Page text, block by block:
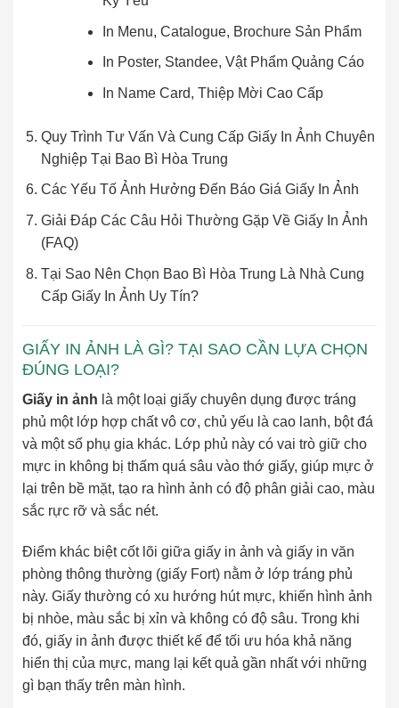
In Menu, Catalogue, Brochure Sản Phẩm
In Poster, Standee, Vật Phẩm Quảng Cáo
In Name Card, Thiệp Mời Cao Cấp
Quy Trình Tư Vấn Và Cung Cấp Giấy In Ảnh Chuyên
Nghiệp Tại Bao Bì Hòa Trung
Các Yếu Tố Ảnh Hưởng Đến Báo Giá Giấy In Ảnh
Giải Đáp Các Câu Hỏi Thường Gặp Về Giấy In Ảnh
(FAQ)
Tại Sao Nên Chọn Bao Bì Hòa Trung Là Nhà Cung
Cấp Giấy In Ảnh Uy Tín?
GIẤY IN ẢNH LÀ GÌ? TẠI SAO CẦN LỰA CHỌN
ĐÚNG LOẠI?
Giấy in ảnh là một loại giấy chuyên dụng được tráng
phủ một lớp hợp chất vô cơ, chủ yếu là cao lanh, bột đá
và một số phụ gia khác. Lớp phủ này có vai trò giữ cho
mực in không bị thấm quá sâu vào thớ giấy, giúp mực ở
lại trên bề mặt, tạo ra hình ảnh có độ phân giải cao, màu
sắc rực rỡ và sắc nét.
Điểm khác biệt cốt lõi giữa giấy in ảnh và giấy in văn
phòng thông thường (giấy Fort) nằm ở lớp tráng phủ
này. Giấy thường có xu hướng hút mực, khiến hình ảnh
bị nhòe, màu sắc bị xỉn và không có độ sâu. Trong khi
đó, giấy in ảnh được thiết kế để tối ưu hóa khả năng
hiển thị của mực, mang lại kết quả gần nhất với những
gì bạn thấy trên màn hình.